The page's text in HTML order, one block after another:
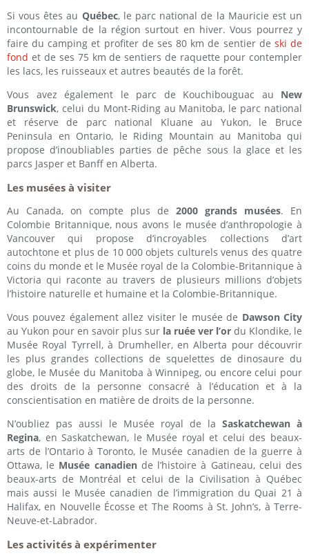
Si vous êtes au Québec, le parc national de la Mauricie est un
incontournable de la région surtout en hiver. Vous pourrez y
faire du camping et profiter de ses 80 km de sentier de ski de
fond et de ses 75 km de sentiers de raquette pour contempler
les lacs, les ruisseaux et autres beautés de la forêt.
Vous avez également le parc de Kouchibouguac au New
Brunswick, celui du Mont-Riding au Manitoba, le parc national
et réserve de parc national Kluane au Yukon, le Bruce
Peninsula en Ontario, le Riding Mountain au Manitoba qui
propose d’inoubliables parties de pêche sous la glace et les
parcs Jasper et Banff en Alberta.
Les musées à visiter
Au Canada, on compte plus de 2000 grands musées. En
Colombie Britannique, nous avons le musée d’anthropologie à
Vancouver qui propose d’incroyables collections d’art
autochtone et plus de 10 000 objets culturels venus des quatre
coins du monde et le Musée royal de la Colombie-Britannique à
Victoria qui raconte au travers de plusieurs millions d’objets
l’histoire naturelle et humaine et la Colombie-Britannique.
Vous pouvez également allez visiter le musée de Dawson City
au Yukon pour en savoir plus sur la ruée ver l’or du Klondike, le
Musée Royal Tyrrell, à Drumheller, en Alberta pour découvrir
les plus grandes collections de squelettes de dinosaure du
globe, le Musée du Manitoba à Winnipeg, ou encore celui pour
des droits de la personne consacré à l’éducation et à la
conscientisation en matière de droits de la personne.
N’oubliez pas aussi le Musée royal de la Saskatchewan à
Regina, en Saskatchewan, le Musée royal et celui des beaux-
arts de l’Ontario à Toronto, le Musée canadien de la guerre à
Ottawa, le Musée canadiende l’histoire à Gatineau, celui des
beaux-arts de Montréal et celui de la Civilisation à Québec
mais aussi le Musée canadien de l’immigration du Quai 21 à
Halifax, en Nouvelle Écosse et The Rooms à St. John’s, à Terre-
Neuve-et-Labrador.
Les activités à expérimenter